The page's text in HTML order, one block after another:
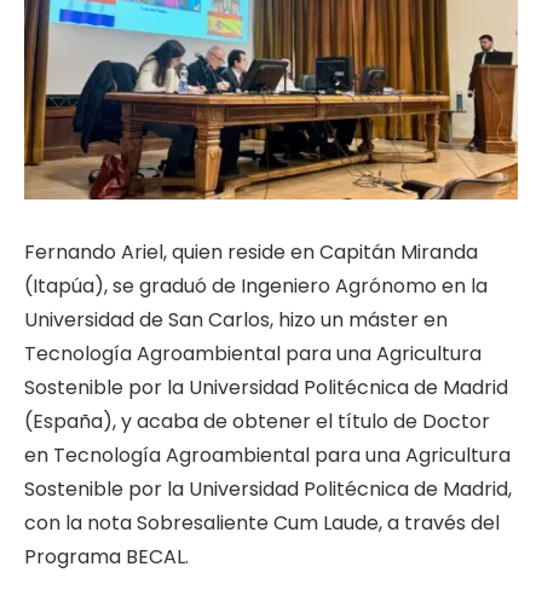
Fernando Ariel, quien reside en Capitán Miranda
(Itapúa), se graduó de Ingeniero Agrónomo en la
Universidad de San Carlos, hizo un máster en
Tecnología Agroambiental para una Agricultura
Sostenible por la Universidad Politécnica de Madrid
(España), y acaba de obtener el título de Doctor
en Tecnología Agroambiental para una Agricultura
Sostenible por la Universidad Politécnica de Madrid,
con la nota Sobresaliente Cum Laude, a través del
Programa BECAL.